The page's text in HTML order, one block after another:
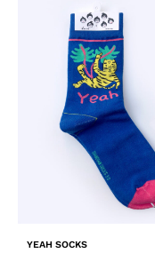
YEAH SOCKS